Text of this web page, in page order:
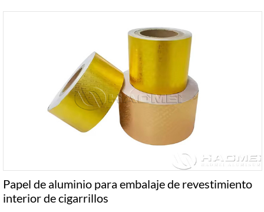
Papel de aluminio para embalaje de revestimiento
interior de cigarrillos